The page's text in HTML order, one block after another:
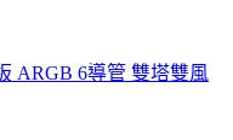
ARGB 6導管 雙塔雙風